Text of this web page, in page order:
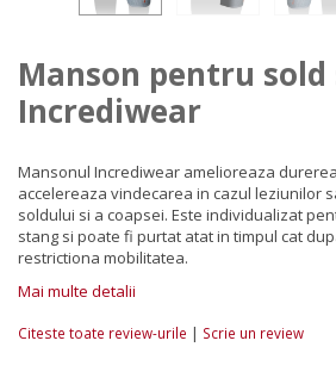
Manson pentru sold
Incrediwear
Mansonul Incrediwear amelioreaza
accelereaza vindecarea in cazul leziunilor
soldului si a coapsei. Este individualizat
stang si poate fi purtat atat in timpul cat
restrictiona mobilitatea.
Mai multe detalii
Citeste toate review-urile | Scrie un review